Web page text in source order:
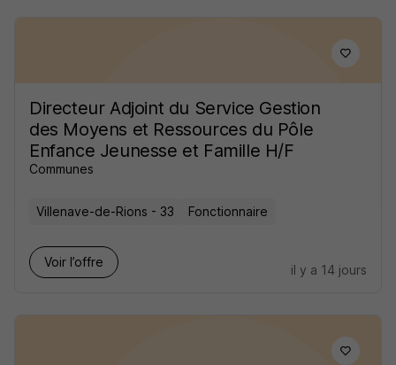
Directeur Adjoint du Service Gestion
des Moyens et Ressources du Pôle
Enfance Jeunesse et Famille H/F
Communes
Villenave-de-Rions - 33 Fonctionnaire
Voir l’offre
il y a 14 jours